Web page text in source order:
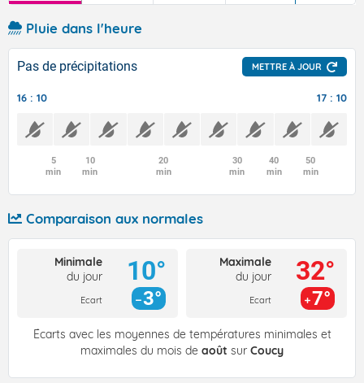
Pluie dans l'heure
Pas de précipitations METTRE À JOUR
16 : 10 17 : 10
5
min
10
min
20
min
30
min
40
min
50
min
Comparaison aux normales
Minimale
du jour
Ecart
10°
3°
Maximale
du jour
Ecart
32°
7°
Écarts avec les moyennes de températures minimales et
maximales du mois de août sur Coucy